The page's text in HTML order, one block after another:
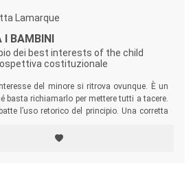
Lamarque
I BAMBINI
dei best interests of the child
costituzionale
del minore si ritrova ovunque. È un
basta richiamarlo per mettere tutti a tacere.
l’uso retorico del principio. Una corretta
e guarda con sospetto la retorica dei diritti